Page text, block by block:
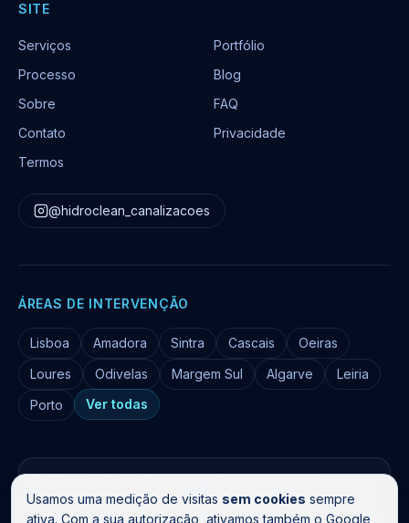
SITE
Serviços
Portfólio
Processo
Blog
Sobre
FAQ
Contato
Privacidade
Termos
@hidroclean_canalizacoes
ÁREAS DE INTERVENÇÃO
Lisboa Amadora Sintra Cascais
Oeiras
Loures
Odivelas Margem Sul Algarve
Leiria
Porto
Ver todas
reservados.
Livro de Reclamações
Usamos uma medição de visitas sem cookies sempre
ativa. Com a sua autorização, ativamos também o Google